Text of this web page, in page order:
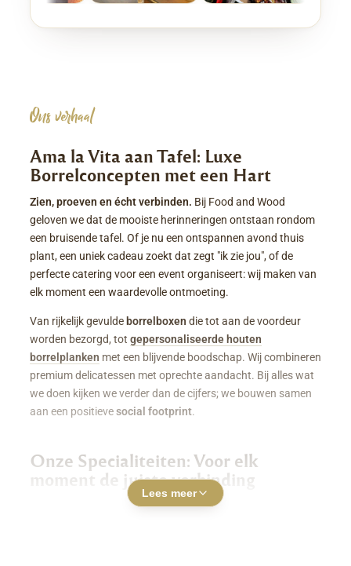
Ons verhaal
Ama la Vita aan Tafel: Luxe
Borrelconcepten met een Hart
Zien, proeven en écht verbinden. Bij Food and Wood
geloven we dat de mooiste herinneringen ontstaan rondom
een bruisende tafel. Of je nu een ontspannen avond thuis
plant, een uniek cadeau zoekt dat zegt "ik zie jou", of de
perfecte catering voor een event organiseert: wij maken van
elk moment een waardevolle ontmoeting.
Van rijkelijk gevuldeborrelboxen die tot aan de voordeur
worden bezorgd, tot gepersonaliseerde houten
borrelplanken met een blijvende boodschap. Wij combineren
premium delicatessen met oprechte aandacht. Bij alles wat
we doen kijken we verder dan de cijfers; we bouwen samen
aan een positievesocial footprint.
Onze Specialiteiten: Voor elk
moment de juiste verbinding
Luxe Borrelboxen & Borrelpakketten
Lees meer